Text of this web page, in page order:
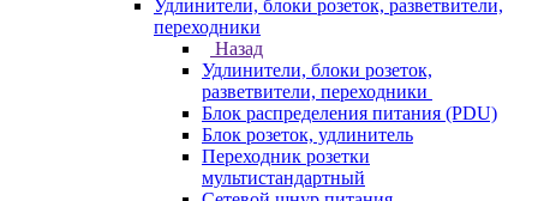
Удлинители, блоки розеток, разветвители,
переходники
Назад
Удлинители, блоки розеток,
разветвители, переходники
Блок распределения питания (PDU)
Блок розеток, удлинитель
Переходник розетки
мультистандартный